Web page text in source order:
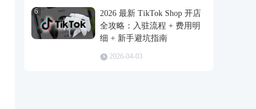
6
2026 最新 TikTok Shop 开店
全攻略：入驻流程 + 费用明
细 + 新手避坑指南
2026-04-03